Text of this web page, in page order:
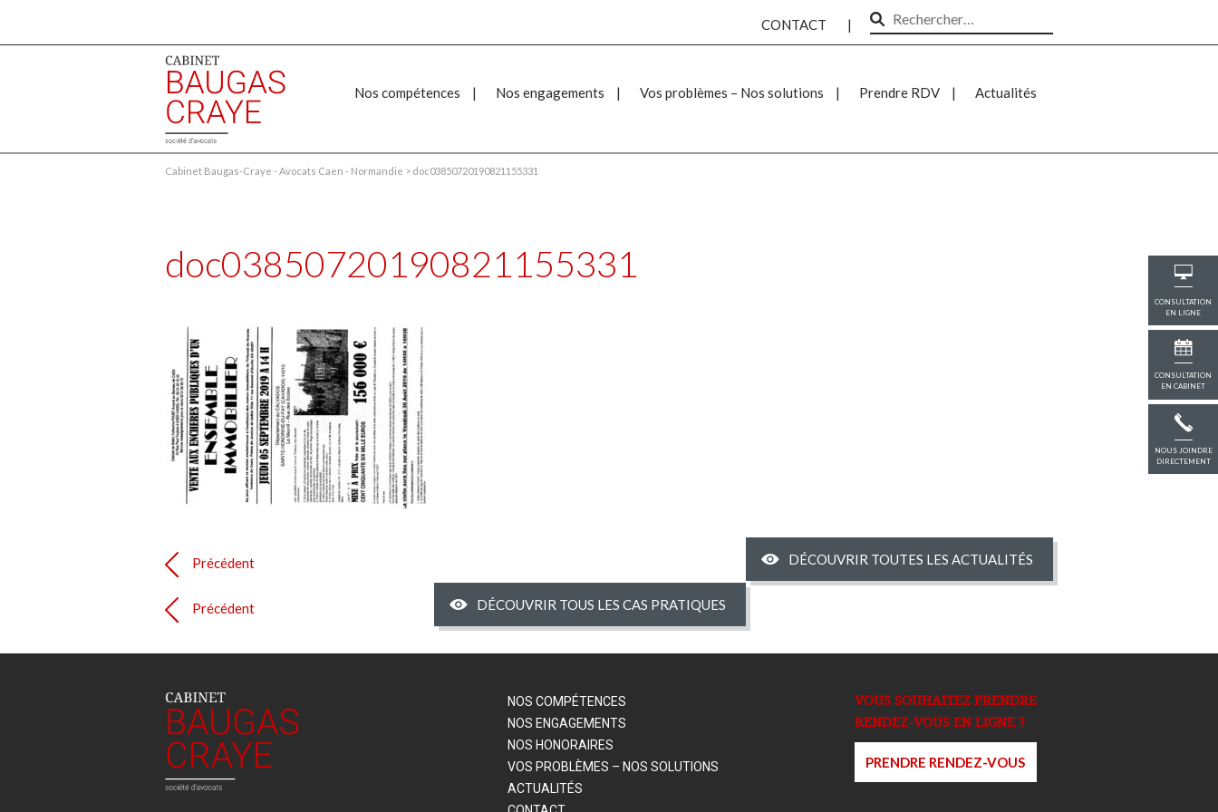
CONTACT |
Rechercher :
Nos compétences Nos engagements Vos problèmes – Nos solutions Prendre RDV Actualités
CONSULTATION
EN LIGNE
CONSULTATION
EN CABINET
NOUS JOINDRE
DIRECTEMENT
Cabinet Baugas-Craye - Avocats Caen - Normandie > doc03850720190821155331
doc03850720190821155331
Précédent DÉCOUVRIR TOUTES LES ACTUALITÉS
Précédent DÉCOUVRIR TOUS LES CAS PRATIQUES
NOS COMPÉTENCES
NOS ENGAGEMENTS
NOS HONORAIRES
VOS PROBLÈMES – NOS SOLUTIONS
ACTUALITÉS
VOUS SOUHAITEZ PRENDRE
RENDEZ-VOUS EN LIGNE ?
PRENDRE RENDEZ-VOUS